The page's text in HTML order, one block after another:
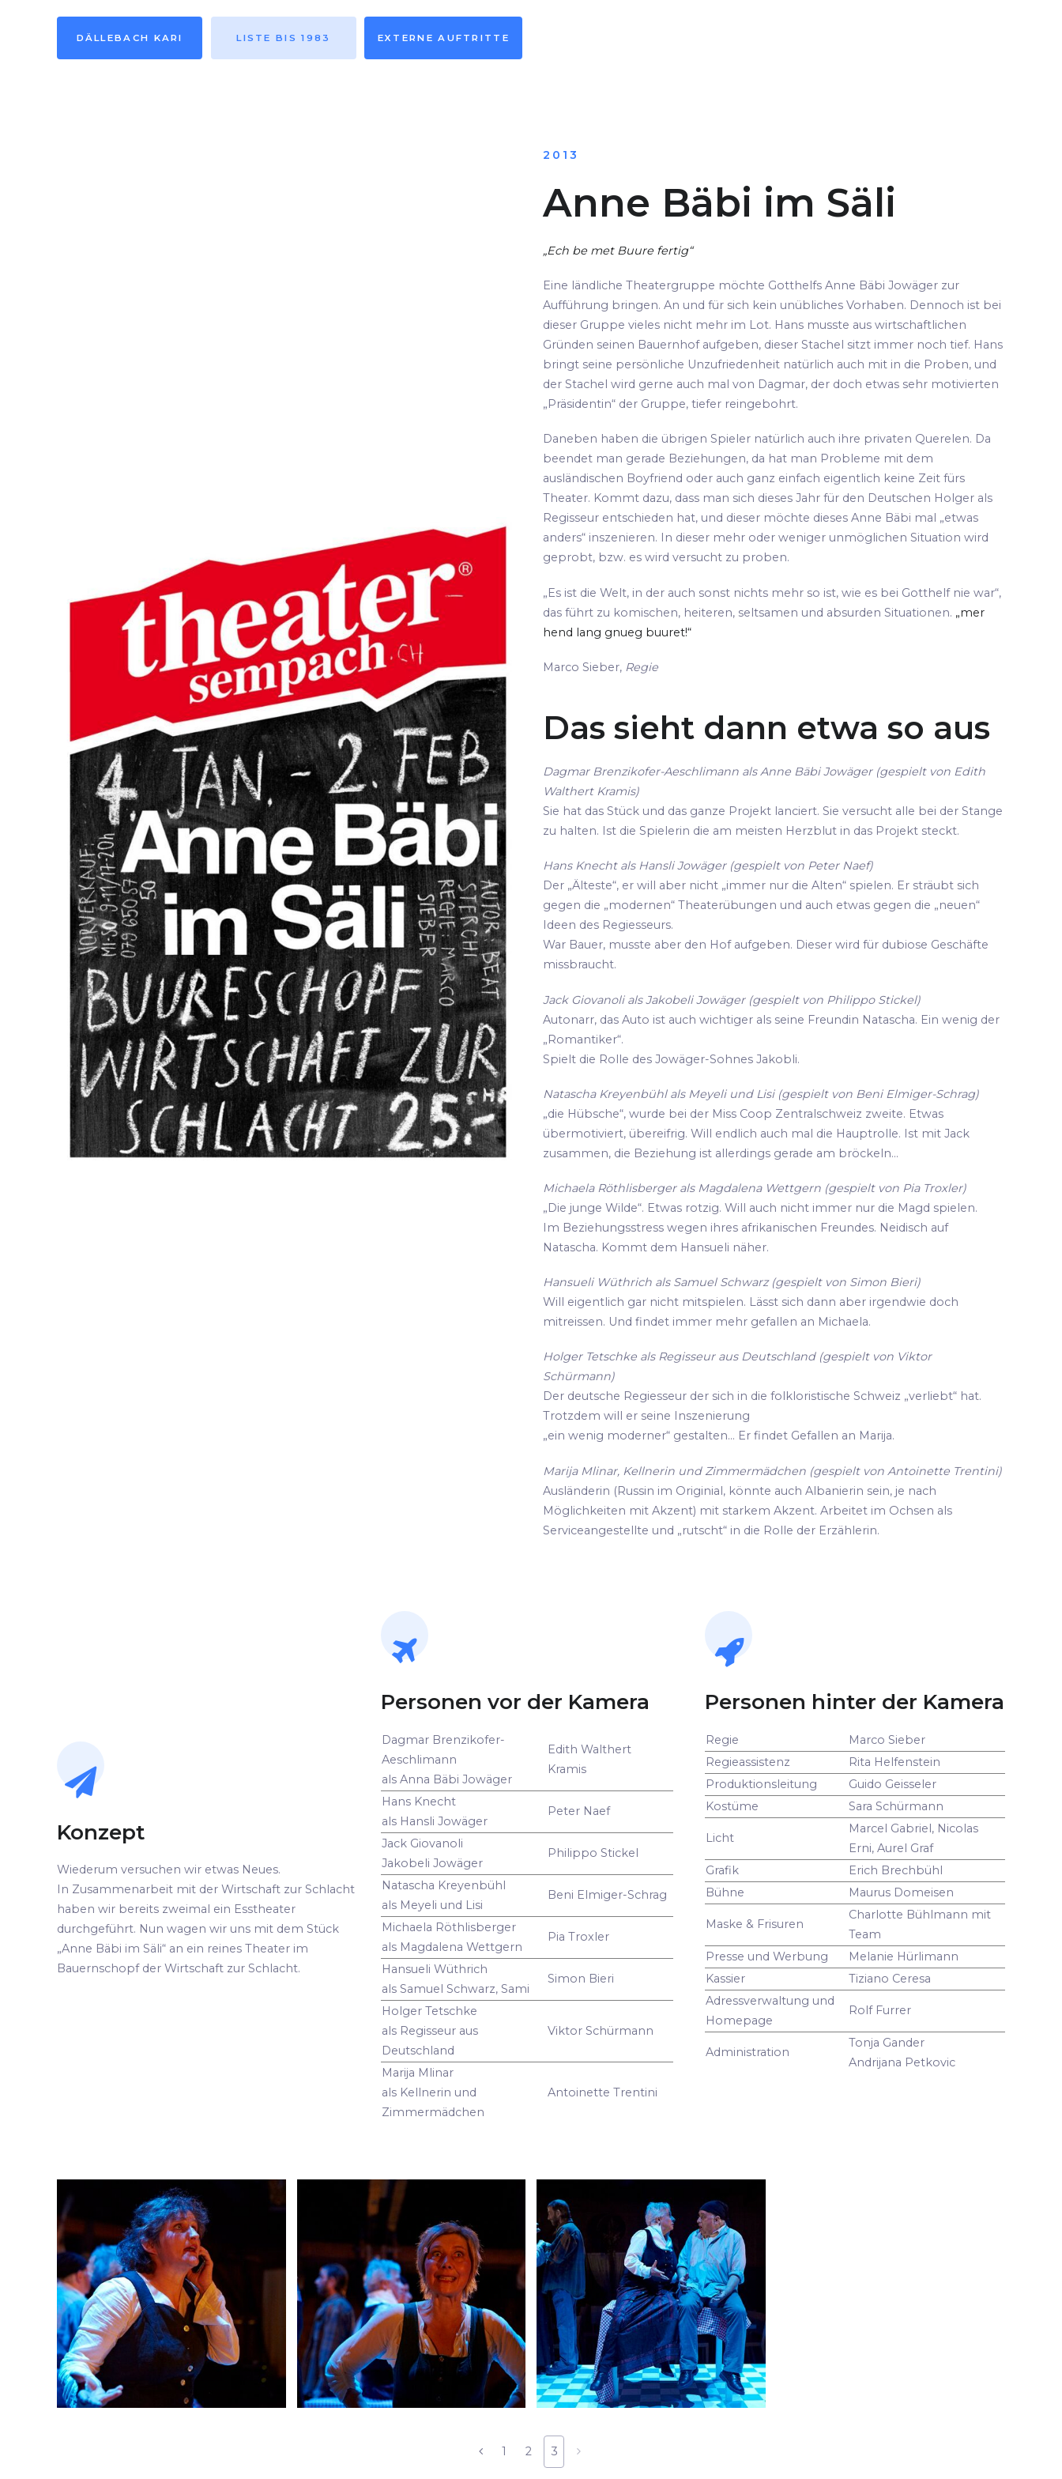
DÄLLEBACH KARI LISTE BIS 1983 EXTERNE AUFTRITTE
2013
Anne Bäbi im Säli
„Ech be met Buure fertig“
Eine ländliche Theatergruppe möchte Gotthelfs Anne Bäbi Jowäger zur
Aufführung bringen. An und für sich kein unübliches Vorhaben. Dennoch ist bei
dieser Gruppe vieles nicht mehr im Lot. Hans musste aus wirtschaftlichen
Gründen seinen Bauernhof aufgeben, dieser Stachel sitzt immer noch tief. Hans
bringt seine persönliche Unzufriedenheit natürlich auch mit in die Proben, und
der Stachel wird gerne auch mal von Dagmar, der doch etwas sehr motivierten
„Präsidentin“ der Gruppe, tiefer reingebohrt.
Daneben haben die übrigen Spieler natürlich auch ihre privaten Querelen. Da
beendet man gerade Beziehungen, da hat man Probleme mit dem
ausländischen Boyfriend oder auch ganz einfach eigentlich keine Zeit fürs
Theater. Kommt dazu, dass man sich dieses Jahr für den Deutschen Holger als
Regisseur entschieden hat, und dieser möchte dieses Anne Bäbi mal „etwas
anders“ inszenieren. In dieser mehr oder weniger unmöglichen Situation wird
geprobt, bzw. es wird versucht zu proben.
„Es ist die Welt, in der auch sonst nichts mehr so ist, wie es bei Gotthelf nie war“,
das führt zu komischen, heiteren, seltsamen und absurden Situationen. „mer
hend lang gnueg buuret!“
Marco Sieber, Regie
Das sieht dann etwa so aus
Dagmar Brenzikofer-Aeschlimann als Anne Bäbi Jowäger (gespielt von Edith
Walthert Kramis)
Sie hat das Stück und das ganze Projekt lanciert. Sie versucht alle bei der Stange
zu halten. Ist die Spielerin die am meisten Herzblut in das Projekt steckt.
Hans Knecht als Hansli Jowäger (gespielt von Peter Naef)
Der „Älteste“, er will aber nicht „immer nur die Alten“ spielen. Er sträubt sich
gegen die „modernen“ Theaterübungen und auch etwas gegen die „neuen“
Ideen des Regiesseurs.
War Bauer, musste aber den Hof aufgeben. Dieser wird für dubiose Geschäfte
missbraucht.
Jack Giovanoli als Jakobeli Jowäger (gespielt von Philippo Stickel)
Autonarr, das Auto ist auch wichtiger als seine Freundin Natascha. Ein wenig der
„Romantiker“.
Spielt die Rolle des Jowäger-Sohnes Jakobli.
Natascha Kreyenbühl als Meyeli und Lisi (gespielt von Beni Elmiger-Schrag)
„die Hübsche“, wurde bei der Miss Coop Zentralschweiz zweite. Etwas
übermotiviert, übereifrig. Will endlich auch mal die Hauptrolle. Ist mit Jack
zusammen, die Beziehung ist allerdings gerade am bröckeln...
Michaela Röthlisberger als Magdalena Wettgern (gespielt von Pia Troxler)
„Die junge Wilde“. Etwas rotzig. Will auch nicht immer nur die Magd spielen.
Im Beziehungsstress wegen ihres afrikanischen Freundes. Neidisch auf
Natascha. Kommt dem Hansueli näher.
Hansueli Wüthrich als Samuel Schwarz (gespielt von Simon Bieri)
Will eigentlich gar nicht mitspielen. Lässt sich dann aber irgendwie doch
mitreissen. Und findet immer mehr gefallen an Michaela.
Holger Tetschke als Regisseur aus Deutschland (gespielt von Viktor
Schürmann)
Der deutsche Regiesseur der sich in die folkloristische Schweiz „verliebt“ hat.
Trotzdem will er seine Inszenierung
„ein wenig moderner“ gestalten... Er findet Gefallen an Marija.
Marija Mlinar, Kellnerin und Zimmermädchen (gespielt von Antoinette Trentini)
Ausländerin (Russin im Originial, könnte auch Albanierin sein, je nach
Möglichkeiten mit Akzent) mit starkem Akzent. Arbeitet im Ochsen als
Serviceangestellte und „rutscht“ in die Rolle der Erzählerin.
Konzept
Wiederum versuchen wir etwas Neues.
In Zusammenarbeit mit der Wirtschaft zur Schlacht
haben wir bereits zweimal ein Esstheater
durchgeführt. Nun wagen wir uns mit dem Stück
„Anne Bäbi im Säli“ an ein reines Theater im
Bauernschopf der Wirtschaft zur Schlacht.
Personen vor der Kamera
Dagmar Brenzikofer-
Aeschlimann
als Anna Bäbi Jowäger
Edith Walthert
Kramis
Hans Knecht
als Hansli Jowäger
Peter Naef
Jack Giovanoli
Jakobeli Jowäger
Philippo Stickel
Natascha Kreyenbühl
als Meyeli und Lisi
Beni Elmiger-Schrag
Michaela Röthlisberger
als Magdalena Wettgern
Pia Troxler
Hansueli Wüthrich
als Samuel Schwarz, Sami
Simon Bieri
Holger Tetschke
als Regisseur aus
Deutschland
Viktor Schürmann
Marija Mlinar
als Kellnerin und
Zimmermädchen
Antoinette Trentini
Personen hinter der Kamera
Regie
Marco Sieber
Regieassistenz
Rita Helfenstein
Produktionsleitung
Guido Geisseler
Kostüme
Sara Schürmann
Licht
Marcel Gabriel, Nicolas
Erni, Aurel Graf
Grafik
Erich Brechbühl
Bühne
Maurus Domeisen
Maske & Frisuren
Charlotte Bühlmann mit
Team
Presse und Werbung
Melanie Hürlimann
Kassier
Tiziano Ceresa
Adressverwaltung und
Homepage
Rolf Furrer
Administration
Tonja Gander
Andrijana Petkovic
1 2 3